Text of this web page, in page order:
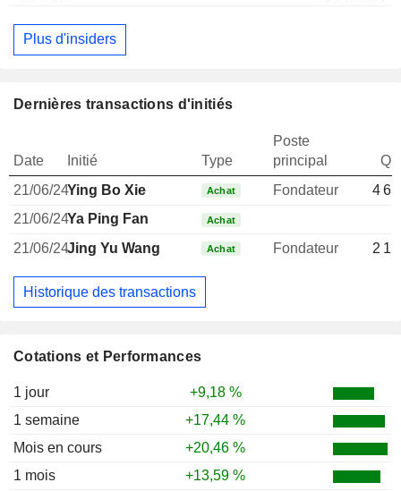
Cotations et Performances
1 jour
+9,18 %
1 semaine
+17,44 %
Mois en cours
+20,46 %
1 mois
+13,59 %
Plus d'insiders
Dernières transactions d'initiés
Date Initié Type
Poste
principal
21/06/24Ying Bo Xie Achat Fondateur
4
21/06/24Ya Ping Fan Achat
21/06/24Jing Yu Wang Achat Fondateur 2
Historique des transactions